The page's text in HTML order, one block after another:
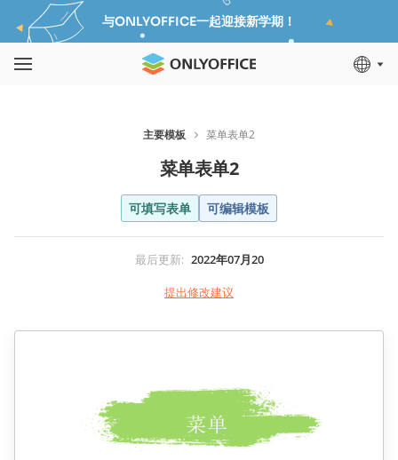
与ONLYOFFICE一起迎接新学期！
主要模板 菜单表单2
菜单表单2
可填写表单 可编辑模板
最后更新: 2022年07月20
提出修改建议